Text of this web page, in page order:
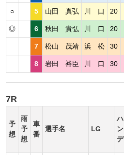
○ 5 山田 真弘 川 口 20
◎ 6 秋田 貴弘 川 口 20
7 松山 茂靖 浜 松 30
8 岩田 裕臣 川 口 30
7R
予
想
雨
予
想
車
番
選手名 LG
ハ
ン
デ